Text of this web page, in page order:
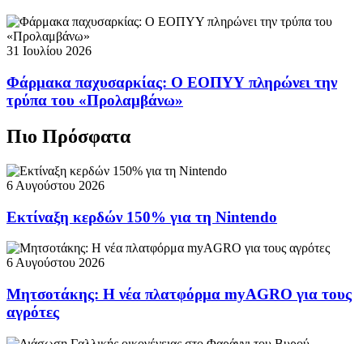
31 Ιουλίου 2026
Φάρμακα παχυσαρκίας: Ο ΕΟΠΥΥ πληρώνει την
τρύπα του «Προλαμβάνω»
Πιο Πρόσφατα
6 Αυγούστου 2026
Εκτίναξη κερδών 150% για τη Nintendo
6 Αυγούστου 2026
Μητσοτάκης: Η νέα πλατφόρμα myAGRO για τους
αγρότες